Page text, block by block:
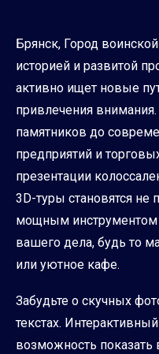
Брянск, Город
историей и развитой
активно ищет новые
привлечения
памятников до
предприятий и
презентации
3D-туры становятся
мощным инструментом
вашего дела, будь то
или уютное кафе.
Забудьте о скучных
текстах.
возможность